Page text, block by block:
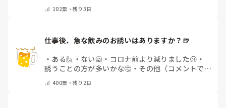
102票・残り3日
仕事後、急な飲みのお誘いはありますか？🍺
・ ある🙋 ・ ない🙅 ・ コロナ前より減りました😢 ・
誘うことの方が多いかな🤔 ・ その他（コメントで教
400票・残り2日